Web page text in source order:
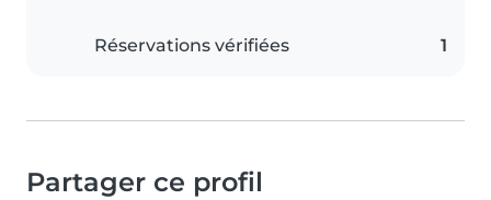
Réservations vérifiées 1
Partager ce profil